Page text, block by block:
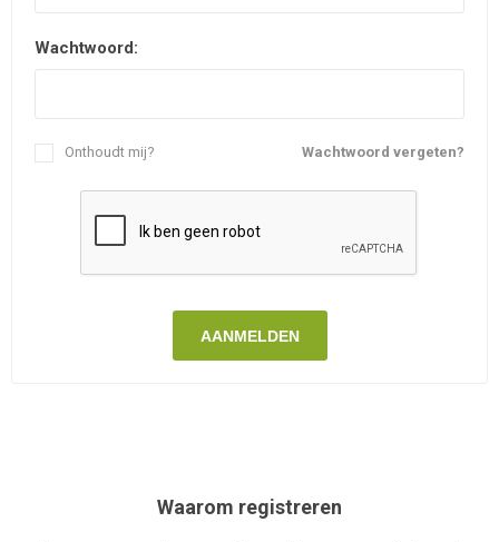
Wachtwoord:
Wachtwoord vergeten?
Onthoudt mij?
AANMELDEN
Waarom registreren